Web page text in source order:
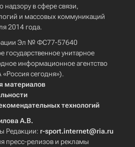
надзору в сфере связи,
и массовых коммуникаций
2014 года.
Эл № ФС77-57640
государственное унитарное
информационное агентство
сегодня»).
материалов
технологий
А.В.
Редакции: r-sport.internet@ria.ru
пресс-релизов и рекламы